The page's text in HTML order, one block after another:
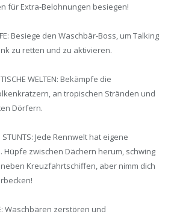
für Extra-Belohnungen besiegen!
Besiege den Waschbär-Boss, um Talking
zu retten und zu aktivieren.
WELTEN: Bekämpfe die
an tropischen Stränden und
Dörfern.
STUNTS: Jede Rennwelt hat eigene
Hüpfe zwischen Dächern herum, schwing
Kreuzfahrtschiffen, aber nimm dich
Waschbären zerstören und